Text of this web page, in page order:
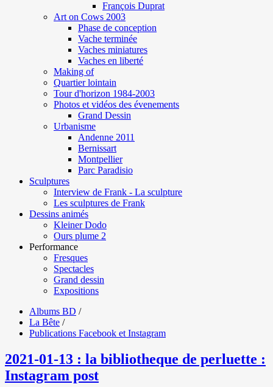
François Duprat
Art on Cows 2003
Phase de conception
Vache terminée
Vaches miniatures
Vaches en liberté
Making of
Quartier lointain
Tour d'horizon 1984-2003
Photos et vidéos des évenements
Grand Dessin
Urbanisme
Andenne 2011
Bernissart
Montpellier
Parc Paradisio
Sculptures
Interview de Frank - La sculpture
Les sculptures de Frank
Dessins animés
Kleiner Dodo
Ours plume 2
Performance
Fresques
Spectacles
Grand dessin
Expositions
Albums BD /
La Bête /
Publications Facebook et Instagram
2021-01-13 : la bibliotheque de perluette :
Instagram post